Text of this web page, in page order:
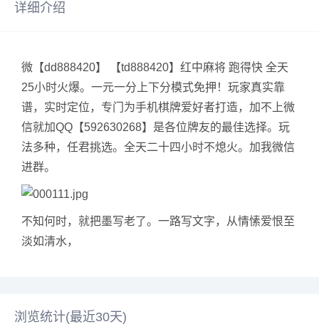
详细介绍
微【dd888420】 【td888420】红中麻将 跑得快 全天
25小时火爆。一元一分上下分模式免押！玩家真实靠
谱，实时定位，专门为手机棋牌爱好者打造，加不上微
信就加QQ【592630268】是各位牌友的最佳选择。玩
法多种，任君挑选。全天二十四小时不熄火。加我微信
进群。
不知何时，就把墨写老了。一路写文字，从情愫爱恨至
淡如清水，
浏览统计(最近30天)